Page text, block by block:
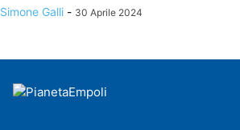
Simone Galli - 30 Aprile 2024